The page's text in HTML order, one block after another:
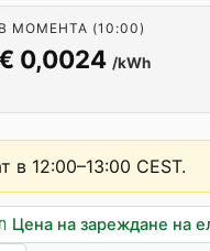
В МОМЕНТА (10:00)
0,0024 /kWh
в 12:00–13:00 CEST.
Цена на зареждане на